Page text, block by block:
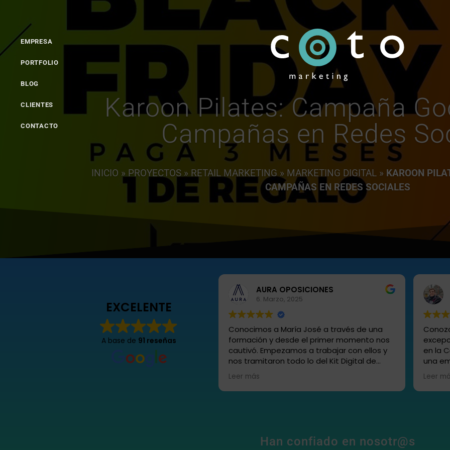
EMPRESA
PORTFOLIO
BLOG
CLIENTES
CONTACTO
Karoon Pilates: Campaña
Campañas en Redes
INICIO » PROYECTOS» RETAIL MARKETING » MARKETING DIGITAL» KAROON
CAMPAÑAS EN REDES SOCIALES
EXCELENTE
A base de 91 reseñas
AURA OPOSICIONES
6. Marzo, 2025
Conocimos a María José a través de una
formación y desde el primer momento nos
cautivó. Empezamos a trabajar con ellos y
nos tramitaron todo lo del Kit Digital de
forma rápida y eficiente, nos crearon la
página web, nos llevan ahora la gestión de
las redes sociales, el posicionamiento... con
a nuestras necesidades. ¡Recomendamos a
Coto Consulting al 100%!"
Leer más
en la
una
de 20
Leer
Han confiado en nosotr@s